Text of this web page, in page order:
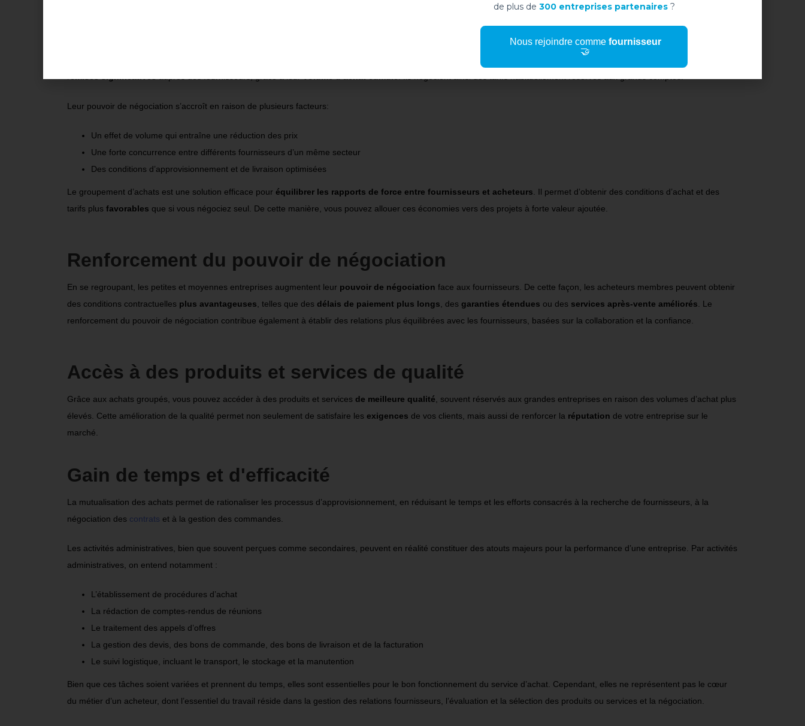
Leur pouvoir de négociation s’accroît en raison de plusieurs facteurs:
Un effet de volume qui entraîne une réduction des prix
Une forte concurrence entre différents fournisseurs d’un même secteur
Des conditions d’approvisionnement et de livraison optimisées
Le groupement d’achats est une solution efficace pour équilibrer les rapports de force entre fournisseurs et acheteurs . Il permet d’obtenir des conditions d’achat et des
tarifs plus favorables que si vous négociez seul. De cette manière, vous pouvez allouer ces économies vers des projets à forte valeur ajoutée.
Renforcement du pouvoir de négociation
En se regroupant, les petites et moyennes entreprises augmentent leur pouvoir de négociation face aux fournisseurs. De cette façon, les acheteurs membres peuvent obtenir
des conditions contractuelles plus avantageuses , telles que des délais de paiement plus longs , des garanties étendues ou des services après-vente améliorés . Le
renforcement du pouvoir de négociation contribue également à établir des relations plus équilibrées avec les fournisseurs, basées sur la collaboration et la confiance.
Accès à des produits et services de qualité
Grâce aux achats groupés, vous pouvez accéder à des produits et services de meilleure qualité , souvent réservés aux grandes entreprises en raison des volumes d’achat plus
élevés. Cette amélioration de la qualité permet non seulement de satisfaire les exigences de vos clients, mais aussi de renforcer la réputation de votre entreprise sur le
marché.
Gain de temps et d'efficacité
La mutualisation des achats permet de rationaliser les processus d’approvisionnement, en réduisant le temps et les efforts consacrés à la recherche de fournisseurs, à la
négociation des contrats et à la gestion des commandes.
Les activités administratives, bien que souvent perçues comme secondaires, peuvent en réalité constituer des atouts majeurs pour la performance d’une entreprise. Par activités
administratives, on entend notamment :
L’établissement de procédures d’achat
La rédaction de comptes-rendus de réunions
Le traitement des appels d’offres
La gestion des devis, des bons de commande, des bons de livraison et de la facturation
Le suivi logistique, incluant le transport, le stockage et la manutention
Bien que ces tâches soient variées et prennent du temps, elles sont essentielles pour le bon fonctionnement du service d’achat. Cependant, elles ne représentent pas le cœur
du métier d’un acheteur, dont l’essentiel du travail réside dans la gestion des relations fournisseurs, l’évaluation et la sélection des produits ou services et la négociation.
de plus de 300 entreprises partenaires?
Nous rejoindre comme fournisseur
🤝